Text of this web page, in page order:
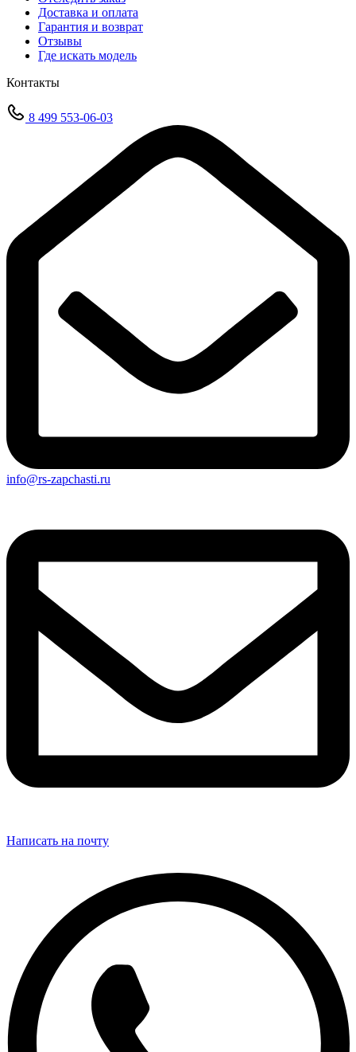
Доставка и оплата
Гарантия и возврат
Отзывы
Где искать модель
Контакты
8 499 553-06-03
info@rs-zapchasti.ru
Написать на почту